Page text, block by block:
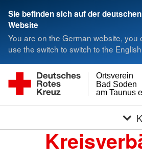
Sie befinden sich auf der deutschen
Website
You are on the German website, you
use the switch to switch to the
am Taunus
Bad Soden
Ortsverein